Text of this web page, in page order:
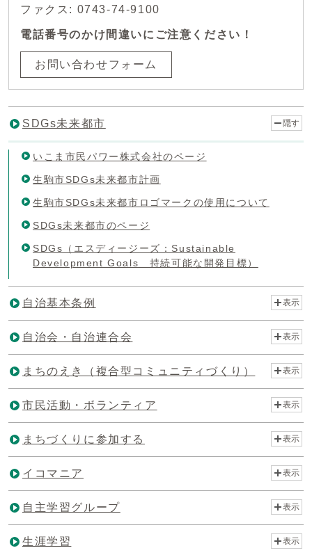
ファクス: 0743-74-9100
電話番号のかけ間違いにご注意ください！
お問い合わせフォーム
SDGs未来都市 隠す
いこま市民パワー株式会社のページ
生駒市SDGs未来都市計画
生駒市SDGs未来都市ロゴマークの使用について
SDGs未来都市のページ
SDGs（エスディージーズ：Sustainable
Development Goals 持続可能な開発目標）
自治基本条例 表示
自治会・自治連合会 表示
まちのえき（複合型コミュニティづくり） 表示
市民活動・ボランティア 表示
まちづくりに参加する 表示
イコマニア 表示
自主学習グループ 表示
生涯学習 表示